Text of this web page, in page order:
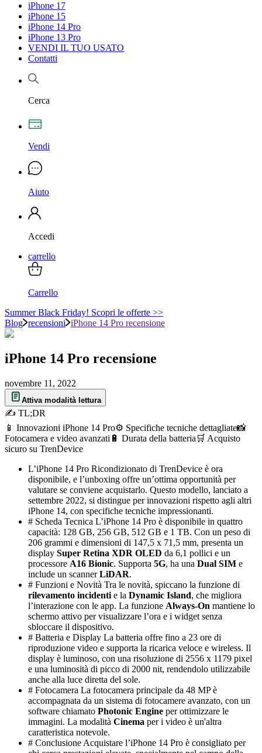
iPhone 17
iPhone 15
iPhone 14 Pro
iPhone 13 Pro
VENDI IL TUO USATO
Contatti
Cerca
Vendi
Aiuto
Accedi
carrello
Carrello
Summer Black Friday! Scopri le offerte >>
Blog recensioni iPhone 14 Pro recensione
iPhone 14 Pro recensione
novembre 11, 2022
Attiva modalità lettura
✍ TL;DR
📱 Innovazioni iPhone 14 Pro⚙️ Specifiche tecniche dettagliate📸
Fotocamera e video avanzati 🔋 Durata della batteria 🛒 Acquisto
sicuro su TrenDevice
L’iPhone 14 Pro Ricondizionato di TrenDevice è ora
disponibile, e l’unboxing offre un’ottima opportunità per
valutare se conviene acquistarlo. Questo modello, lanciato a
settembre 2022, si distingue per innovazioni rispetto agli altri
iPhone 14, con specifiche tecniche impressionanti.
# Scheda Tecnica L’iPhone 14 Pro è disponibile in quattro
capacità: 128 GB, 256 GB, 512 GB e 1 TB. Con un peso di
206 grammi e dimensioni di 147,5 x 71,5 mm, presenta un
display Super Retina XDR OLED da 6,1 pollici e un
processore A16 Bionic. Supporta 5G, ha una Dual SIM e
include un scannerLiDAR.
# Funzioni e Novità Tra le novità, spiccano la funzione di
rilevamento incidenti e la Dynamic Island, che migliora
l’interazione con le app. La funzione Always-On mantiene lo
schermo attivo per visualizzare l’ora e i widget senza
sbloccare il dispositivo.
# Batteria e Display La batteria offre fino a 23 ore di
riproduzione video e supporta la ricarica veloce e wireless. Il
display è luminoso, con una risoluzione di 2556 x 1179 pixel
e una luminosità di picco di 2000 nit, rendendolo utilizzabile
anche alla luce diretta del sole.
# Fotocamera La fotocamera principale da 48 MP è
accompagnata da un sistema di fotocamere avanzato, con un
software chiamato Photonic Engine per ottimizzare le
immagini. La modalità Cinema per i video è un'altra
caratteristica notevole.
# Conclusione Acquistare l’iPhone 14 Pro è consigliato per